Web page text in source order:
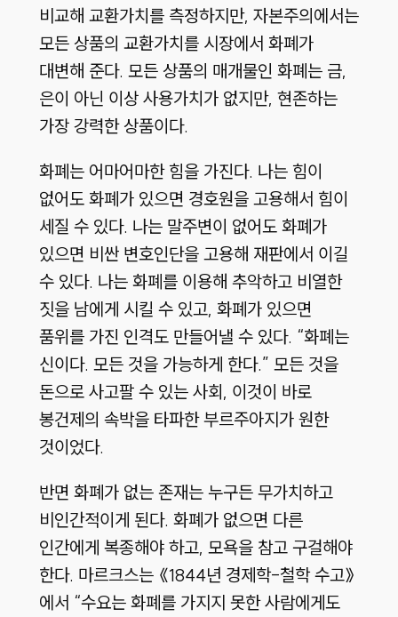
비교해 교환가치를 측정하지만, 자본주의에서는
모든 상품의 교환가치를 시장에서 화폐가
대변해 준다. 모든 상품의 매개물인 화폐는 금,
은이 아닌 이상 사용가치가 없지만, 현존하는
가장 강력한 상품이다.
화폐는 어마어마한 힘을 가진다. 나는 힘이
없어도 화폐가 있으면 경호원을 고용해서 힘이
세질 수 있다. 나는 말주변이 없어도 화폐가
있으면 비싼 변호인단을 고용해 재판에서 이길
수 있다. 나는 화폐를 이용해 추악하고 비열한
짓을 남에게 시킬 수 있고, 화폐가 있으면
품위를 가진 인격도 만들어낼 수 있다. “화폐는
신이다. 모든 것을 가능하게 한다.” 모든 것을
돈으로 사고팔 수 있는 사회, 이것이 바로
봉건제의 속박을 타파한 부르주아지가 원한
것이었다.
반면 화폐가 없는 존재는 누구든 무가치하고
비인간적이게 된다. 화폐가 없으면 다른
인간에게 복종해야 하고, 모욕을 참고 구걸해야
한다. 마르크스는 《1844년 경제학-철학 수고》
에서 “수요는 화폐를 가지지 못한 사람에게도